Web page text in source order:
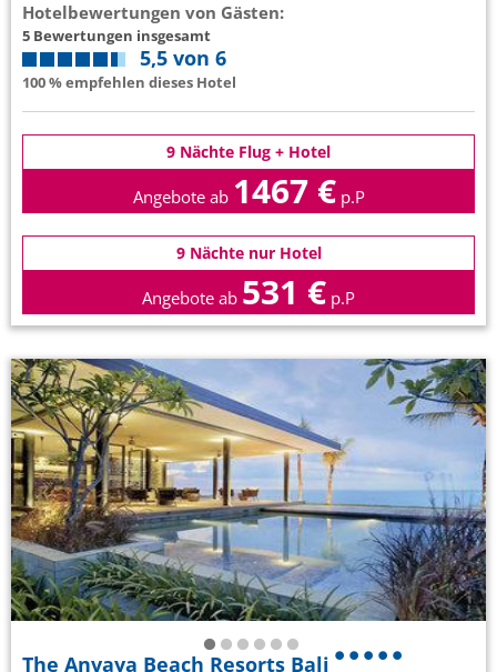
Hotelbewertungen von Gästen:
5 Bewertungen insgesamt
5,5 von 6
100 % empfehlen dieses Hotel
9 Nächte Flug + Hotel
Angebote ab 1467 € p.P
9 Nächte nur Hotel
Angebote ab 531 € p.P
The Anvaya Beach Resorts Bali